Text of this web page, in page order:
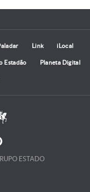
Link iLocal
Estadão Planeta Digital
ESTADO